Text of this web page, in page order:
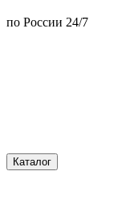
по России 24/7
Каталог